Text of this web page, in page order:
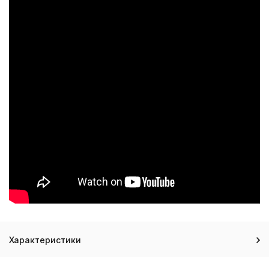
Характеристики